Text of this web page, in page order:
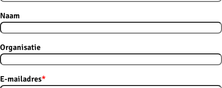
Naam
Organisatie
E-mailadres*